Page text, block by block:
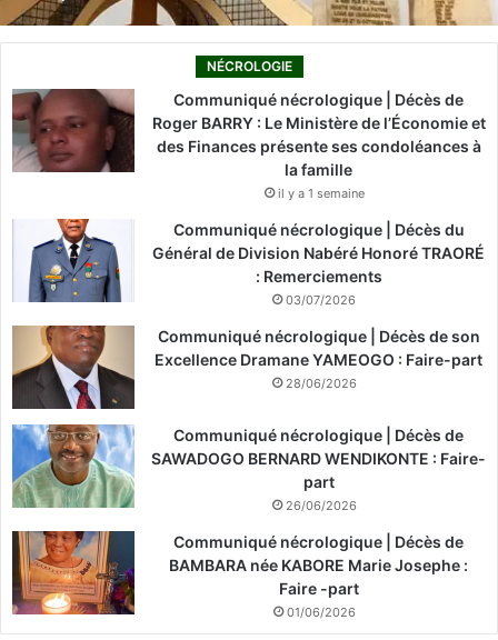
NÉCROLOGIE
Communiqué nécrologique | Décès de
Roger BARRY : Le Ministère de l’Économie et
des Finances présente ses condoléances à
la famille
il y a 1 semaine
Communiqué nécrologique | Décès du
Général de Division Nabéré Honoré TRAORÉ
: Remerciements
03/07/2026
Communiqué nécrologique | Décès de son
Excellence Dramane YAMEOGO : Faire-part
28/06/2026
Communiqué nécrologique | Décès de
SAWADOGO BERNARD WENDIKONTE : Faire-
part
26/06/2026
Communiqué nécrologique | Décès de
BAMBARA née KABORE Marie Josephe :
Faire -part
01/06/2026